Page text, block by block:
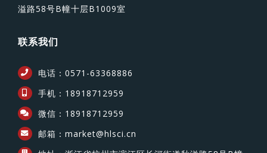
溢路58号B幢十层B1009室
联系我们
电话：0571-63368886
手机：18918712959
微信：18918712959
邮箱：market@hlsci.cn